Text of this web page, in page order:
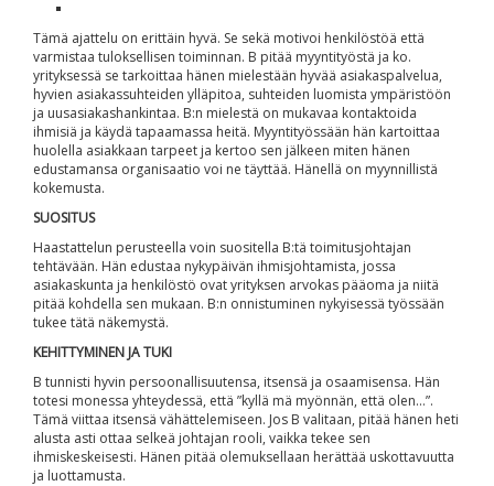
Tämä ajattelu on erittäin hyvä. Se sekä motivoi henkilöstöä että
varmistaa tuloksellisen toiminnan. B pitää myyntityöstä ja ko.
yrityksessä se tarkoittaa hänen mielestään hyvää asiakaspalvelua,
hyvien asiakassuhteiden ylläpitoa, suhteiden luomista ympäristöön
ja uusasiakashankintaa. B:n mielestä on mukavaa kontaktoida
ihmisiä ja käydä tapaamassa heitä. Myyntityössään hän kartoittaa
huolella asiakkaan tarpeet ja kertoo sen jälkeen miten hänen
edustamansa organisaatio voi ne täyttää. Hänellä on myynnillistä
kokemusta.
SUOSITUS
Haastattelun perusteella voin suositella B:tä toimitusjohtajan
tehtävään. Hän edustaa nykypäivän ihmisjohtamista, jossa
asiakaskunta ja henkilöstö ovat yrityksen arvokas pääoma ja niitä
pitää kohdella sen mukaan. B:n onnistuminen nykyisessä työssään
tukee tätä näkemystä.
KEHITTYMINEN JA TUKI
B tunnisti hyvin persoonallisuutensa, itsensä ja osaamisensa. Hän
totesi monessa yhteydessä, että ”kyllä mä myönnän, että olen…”.
Tämä viittaa itsensä vähättelemiseen. Jos B valitaan, pitää hänen heti
alusta asti ottaa selkeä johtajan rooli, vaikka tekee sen
ihmiskeskeisesti. Hänen pitää olemuksellaan herättää uskottavuutta
ja luottamusta.